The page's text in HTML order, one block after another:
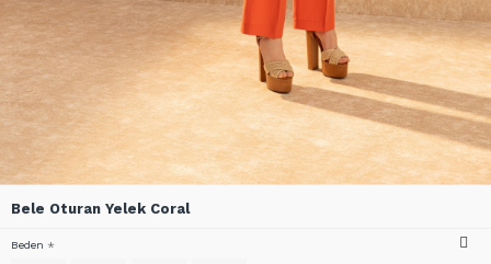
Bele Oturan Yelek Coral
Beden